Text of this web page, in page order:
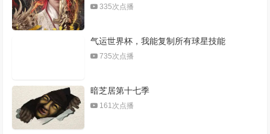
335次点播
气运世界杯，我能复制所有球星技能
735次点播
暗芝居第十七季
161次点播